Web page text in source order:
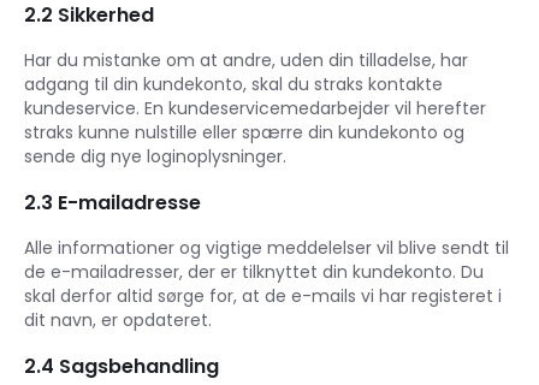
2.2 Sikkerhed
Har du mistanke om at andre, uden din tilladelse, har
adgang til din kundekonto, skal du straks kontakte
kundeservice. En kundeservicemedarbejder vil herefter
straks kunne nulstille eller spærre din kundekonto og
sende dig nye loginoplysninger.
2.3 E-mailadresse
Alle informationer og vigtige meddelelser vil blive sendt til
de e-mailadresser, der er tilknyttet din kundekonto. Du
skal derfor altid sørge for, at de e-mails vi har registeret i
dit navn, er opdateret.
2.4 Sagsbehandling